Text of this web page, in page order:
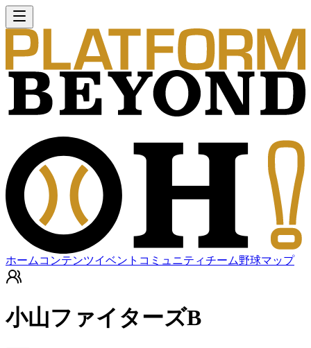
ホーム コンテンツイベント コミュニティチーム野球マップ
小山ファイターズB